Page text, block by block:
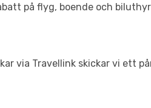
på flyg, boende och
via Travellink skickar vi ett